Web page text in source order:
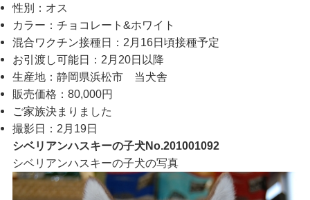
性別：オス
カラー：チョコレート&ホワイト
混合ワクチン接種日：2月16日頃接種予定
お引渡し可能日：2月20日以降
生産地：静岡県浜松市 当犬舎
販売価格：80,000円
ご家族決まりました
撮影日：2月19日
シベリアンハスキーの子犬No.201001092
シベリアンハスキーの子犬の写真